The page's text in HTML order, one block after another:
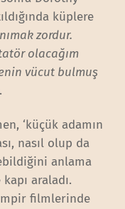
küplere
zordur.
olacağım
vücut bulmuş
‘küçük adamın
nasıl olup da
anlama
araladı.
filmlerinde